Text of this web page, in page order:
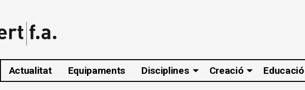
Actualitat Equipaments Disciplines Creació Educació